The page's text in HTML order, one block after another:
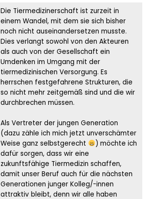
Die Tiermedizinerschaft ist zurzeit in
einem Wandel, mit dem sie sich bisher
noch nicht auseinandersetzen musste.
Dies verlangt sowohl von den Akteuren
als auch von der Gesellschaft ein
Umdenken im Umgang mit der
tiermedizinischen Versorgung. Es
herrschen festgefahrene Strukturen, die
so nicht mehr zeitgemäß sind und die wir
durchbrechen müssen.
Als Vertreter der jungen Generation
(dazu zähle ich mich jetzt unverschämter
Weise ganz selbstgerecht
) möchte ich
dafür sorgen, dass wir eine
zukunftsfähige Tiermedizin schaffen,
damit unser Beruf auch für die nächsten
Generationen junger Kolleg/-innen
attraktiv bleibt, denn wir alle haben